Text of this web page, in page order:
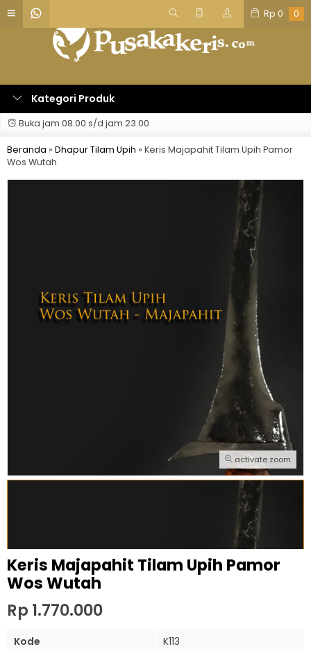
Rp 0 0
Kategori Produk
Buka jam 08.00 s/d jam 23.00
Beranda » Dhapur Tilam Upih » Keris Majapahit Tilam Upih Pamor
Wos Wutah
activate zoom
Keris Majapahit Tilam Upih Pamor
Wos Wutah
Rp 1.770.000
Kode
K113